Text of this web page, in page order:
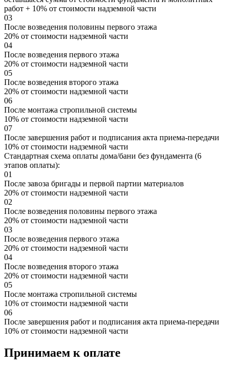
работ + 10% от стоимости надземной части
03
После возведения половины первого этажа
20% от стоимости надземной части
04
После возведения первого этажа
20% от стоимости надземной части
05
После возведения второго этажа
20% от стоимости надземной части
06
После монтажа стропильной системы
10% от стоимости надземной части
07
После завершения работ и подписания акта приема-передачи
10% от стоимости надземной части
Стандартная схема оплаты дома/бани без фундамента (6
этапов оплаты):
01
После завоза бригады и первой партии материалов
20% от стоимости надземной части
02
После возведения половины первого этажа
20% от стоимости надземной части
03
После возведения первого этажа
20% от стоимости надземной части
04
После возведения второго этажа
20% от стоимости надземной части
05
После монтажа стропильной системы
10% от стоимости надземной части
06
После завершения работ и подписания акта приема-передачи
10% от стоимости надземной части
Принимаем к оплате